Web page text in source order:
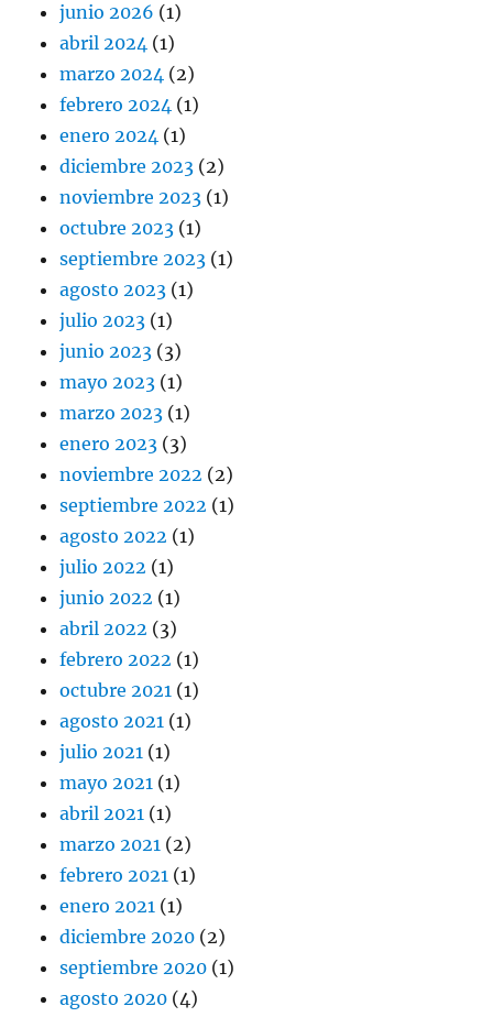
junio 2026 (1)
abril 2024 (1)
marzo 2024 (2)
febrero 2024 (1)
enero 2024 (1)
diciembre 2023 (2)
noviembre 2023 (1)
octubre 2023 (1)
septiembre 2023 (1)
agosto 2023 (1)
julio 2023 (1)
junio 2023 (3)
mayo 2023 (1)
marzo 2023 (1)
enero 2023 (3)
noviembre 2022 (2)
septiembre 2022 (1)
agosto 2022 (1)
julio 2022 (1)
junio 2022 (1)
abril 2022 (3)
febrero 2022 (1)
octubre 2021 (1)
agosto 2021 (1)
julio 2021 (1)
mayo 2021 (1)
abril 2021 (1)
marzo 2021 (2)
febrero 2021 (1)
enero 2021 (1)
diciembre 2020 (2)
septiembre 2020 (1)
agosto 2020 (4)